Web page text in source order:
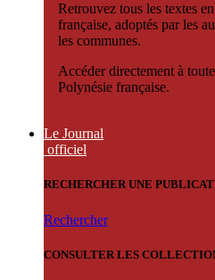
Retrouvez tous les textes
française, adoptés par les
les communes.
Accéder directement à
Polynésie française.
Le Journal
officiel
RECHERCHER UNE
Rechercher
CONSULTER LES